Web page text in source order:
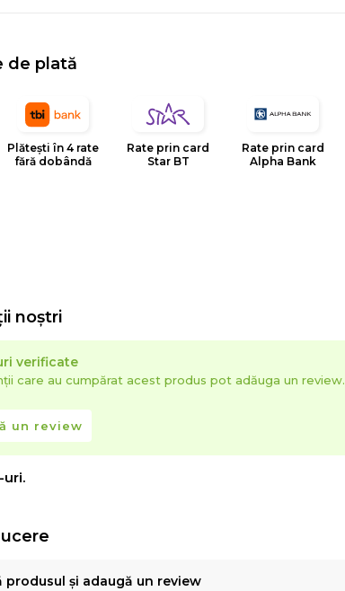
de plată
Plătești în 4 rate
fără dobândă
Rate prin card
Star BT
Rate prin card
Alpha Bank
noștri
verificate
care au cumpărat acest produs pot adăuga un review.
un review
uri.
produsul și adaugă un review